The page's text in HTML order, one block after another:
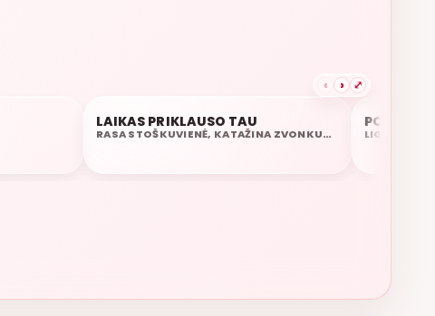
21:22
LAIKAS PRIKLAUSO TAU
RASA STOŠKUVIENĖ, KATAŽINA ZVONKUVIENĖ LIGITAS
‹ › ⤢